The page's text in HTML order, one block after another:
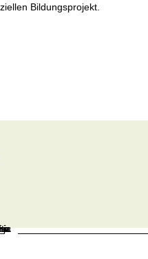
Bildungsprojekt.